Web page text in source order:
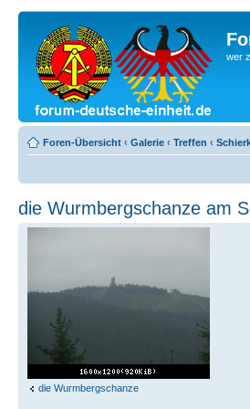
wer
Foren-Übersicht ‹ Galerie ‹ Treffen ‹
die Wurmbergschanze am
die Wurmbergschanze